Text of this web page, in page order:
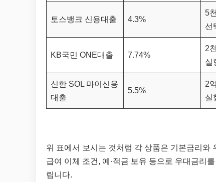
토스뱅크 신용대출 4.3%
5
선
KB국민 ONE대출 7.74%
2
실
신한 SOL 마이신용
대출
5.5%
2
실
위 표에서 보시는 것처럼 각 상품은 기본금리
급여 이체 조건, 예·적금 보유 등으로 우대금리
립니다.